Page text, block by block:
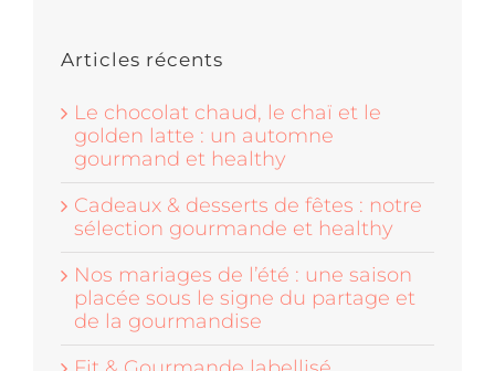
Articles récents
Le chocolat chaud, le chaï et le
golden latte : un automne
gourmand et healthy
Cadeaux & desserts de fêtes : notre
sélection gourmande et healthy
Nos mariages de l’été : une saison
placée sous le signe du partage et
de la gourmandise